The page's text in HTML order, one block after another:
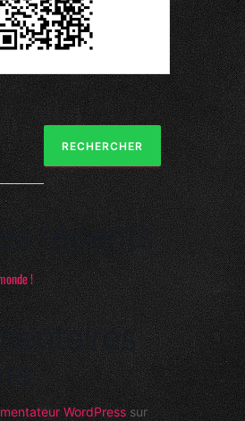
RECHERCHER
récents
!
WordPresssur